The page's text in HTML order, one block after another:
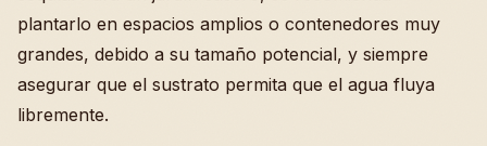
plantarlo en espacios amplios o contenedores muy
grandes, debido a su tamaño potencial, y siempre
asegurar que el sustrato permita que el agua fluya
libremente.